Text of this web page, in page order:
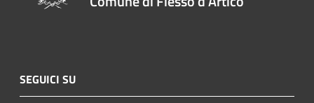
SEGUICI SU